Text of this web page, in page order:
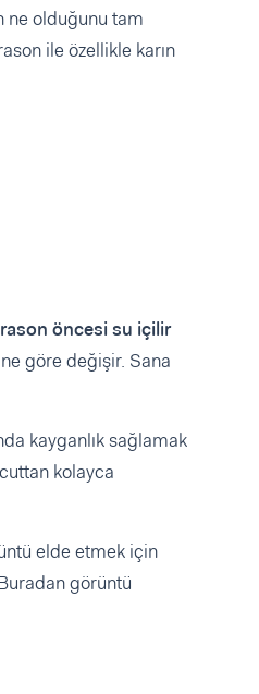
ne olduğunu tam
ile özellikle karın
öncesi su içilir
göre değişir. Sana
kayganlık sağlamak
kolayca
elde etmek için
görüntü